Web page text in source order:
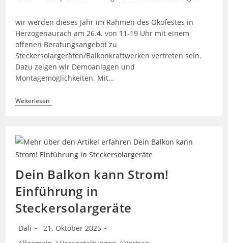
wir werden dieses Jahr im Rahmen des Ökofestes in
Herzogenaurach am 26.4. von 11-19 Uhr mit einem
offenen Beratungsangebot zu
Steckersolargeräten/Balkonkraftwerken vertreten sein.
Dazu zeigen wir Demoanlagen und
Montagemöglichkeiten. Mit…
WeiterlesenStand
Mit
Beim
Herzogenaurach
Dein Balkon kann Strom!
Einführung in
Steckersolargeräte
Beitrags-
Dali
Beitrag
21. Oktober 2025